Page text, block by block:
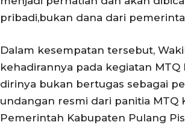
pribadi,bukan dana dari
Dalam kesempatan tersebut,
kehadirannya pada kegiatan
dirinya bukan bertugas sebagai
undangan resmi dari panitia MTQ
Pemerintah Kabupaten Pulang